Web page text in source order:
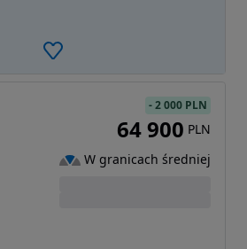
-2 000 PLN
64 900 PLN
W granicach średniej